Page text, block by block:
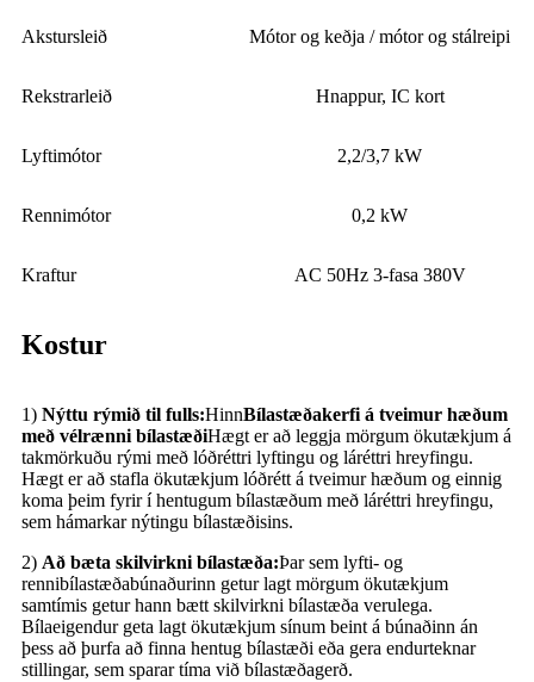
Akstursleið Mótor og keðja / mótor og stálreipi
Rekstrarleið Hnappur, IC kort
Lyftimótor 2,2/3,7 kW
Rennimótor 0,2 kW
Kraftur AC 50Hz 3-fasa 380V
Kostur
1) Nýttu rýmið til fulls:HinnBílastæðakerfi á tveimur hæðum
með vélrænni bílastæðiHægt er að leggja mörgum ökutækjum á
takmörkuðu rými með lóðréttri lyftingu og láréttri hreyfingu.
Hægt er að stafla ökutækjum lóðrétt á tveimur hæðum og einnig
koma þeim fyrir í hentugum bílastæðum með láréttri hreyfingu,
sem hámarkar nýtingu bílastæðisins.
2) Að bæta skilvirkni bílastæða:Þar sem lyfti- og
rennibílastæðabúnaðurinn getur lagt mörgum ökutækjum
samtímis getur hann bætt skilvirkni bílastæða verulega.
Bílaeigendur geta lagt ökutækjum sínum beint á búnaðinn án
þess að þurfa að finna hentug bílastæði eða gera endurteknar
stillingar, sem sparar tíma við bílastæðagerð.